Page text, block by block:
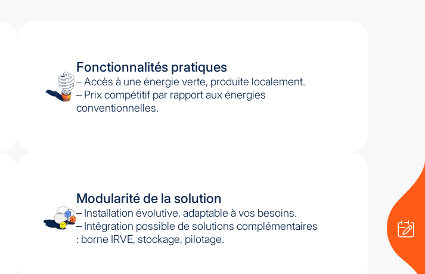
Fonctionnalités pratiques
– Accès à une énergie verte, produite localement.
– Prix compétitif par rapport aux énergies
conventionnelles.
Modularité de la solution
– Installation évolutive, adaptable à vos besoins.
– Intégration possible de solutions complémentaires
: borne IRVE, stockage, pilotage.